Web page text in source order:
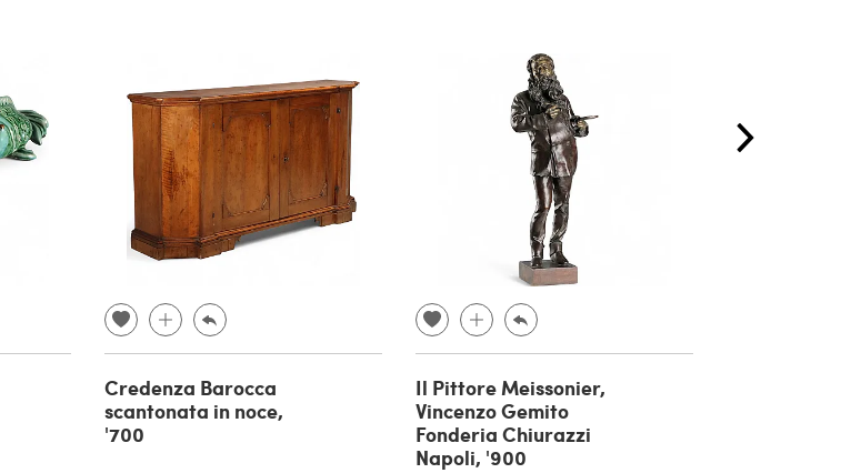
Credenza Barocca
scantonata in noce,
'700
Il Pittore Meissonier,
Vincenzo Gemito
Fonderia Chiurazzi
Napoli, '900